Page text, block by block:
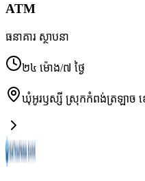
ATM
ធនាគារ ស្ថាបនា
២៤ ម៉ោង/៧ ថ្ងៃ
ឃុំអូរឫស្សី ស្រុកកំពង់ត្រឡាច ខេ